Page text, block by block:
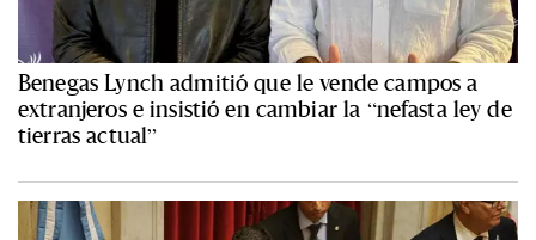
Benegas Lynch admitió que le vende campos a
extranjeros e insistió en cambiar la “nefasta ley de
tierras actual”